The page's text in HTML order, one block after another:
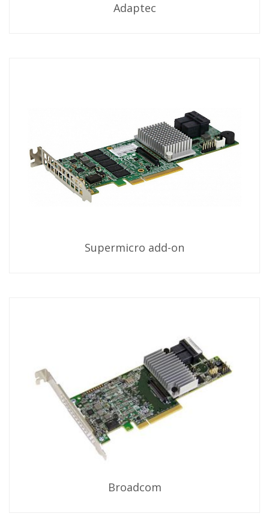
Adaptec
Supermicro add-on
Broadcom